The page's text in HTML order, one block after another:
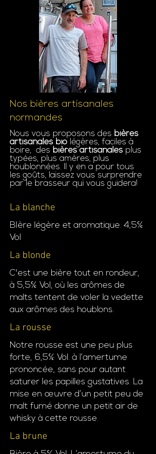
Nos bières artisanales
normandes
Nous vous proposons des bières
artisanales bio légères, faciles à
boire, des bières artisanales plus
typées, plus amères, plus
houblonnées. Il y en a pour tous
les goûts, laissez vous surprendre
par le brasseur qui vous guidera!
La blanche
BIère légère et aromatique. 4,5%
Vol
La blonde
C'est une bière tout en rondeur,
à 5,5% Vol, où les arômes de
malts tentent de voler la vedette
aux arômes des houblons.
La rousse
Notre rousse est une peu plus
forte, 6,5% Vol. à l’amertume
prononcée, sans pour autant
saturer les papilles gustatives. La
mise en œuvre d’un petit peu de
malt fumé donne un petit air de
whisky à cette rousse.
La brune